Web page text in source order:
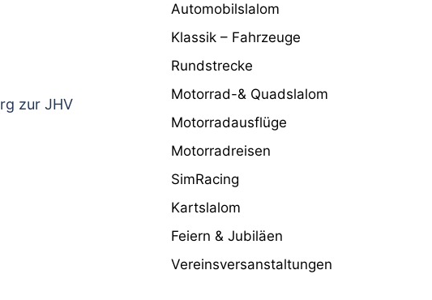
zur JHV
Automobilslalom
Klassik – Fahrzeuge
Rundstrecke
Motorrad-& Quadslalom
Motorradausflüge
Motorradreisen
SimRacing
Kartslalom
Feiern & Jubiläen
Vereinsversanstaltungen